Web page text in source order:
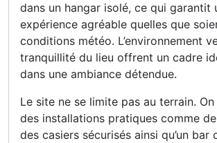
dans un hangar isolé, ce qui garantit
expérience agréable quelles que
conditions météo. L’environnement
tranquillité du lieu offrent un cadre
dans une ambiance détendue.
Le site ne se limite pas au terrain.
des installations pratiques comme
des casiers sécurisés ainsi qu’un bar